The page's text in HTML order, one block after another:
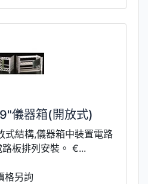
儀器箱(開放式)
式結構,儀器箱中裝置電路
板排列安裝。 €...
格另詢